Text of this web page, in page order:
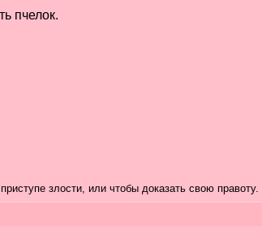
пчелок.
злости, или чтобы доказать свою